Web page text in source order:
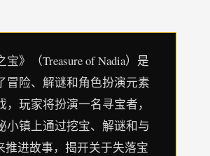
宝》（Treasure of Nadia）是
冒险、解谜和角色扮演元素
，玩家将扮演一名寻宝者，
小镇上通过挖宝、解谜和与
推进故事，揭开关于失落宝